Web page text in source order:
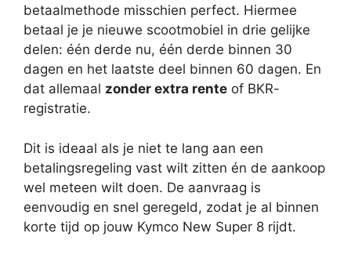
betaalmethode misschien perfect. Hiermee
betaal je je nieuwe scootmobiel in drie gelijke
delen: één derde nu, één derde binnen 30
dagen en het laatste deel binnen 60 dagen. En
dat allemaal zonder extra rente of BKR-
registratie.
Dit is ideaal als je niet te lang aan een
betalingsregeling vast wilt zitten én de aankoop
wel meteen wilt doen. De aanvraag is
eenvoudig en snel geregeld, zodat je al binnen
korte tijd op jouw Kymco New Super 8 rijdt.